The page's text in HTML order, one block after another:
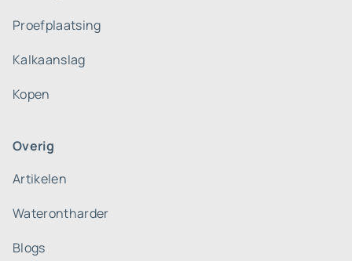
Proefplaatsing
Kalkaanslag
Kopen
Overig
Artikelen
Waterontharder
Blogs